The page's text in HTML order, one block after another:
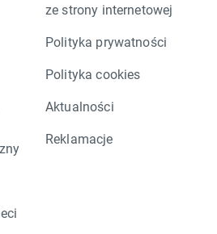
ze strony internetowej
Polityka prywatności
Polityka cookies
Aktualności
Reklamacje